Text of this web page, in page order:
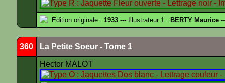
Édition originale : 1933 --- Illustrateur 1 : BERTY Maurice
360 La Petite Soeur - Tome 1
Hector MALOT